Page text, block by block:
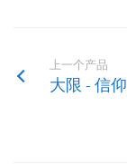
上一个产品
大限 - 信